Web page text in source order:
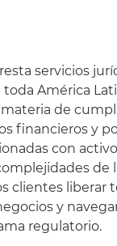
servicios
América
materia de
financieros y
con
de
clientes liberar
y
regulatorio.